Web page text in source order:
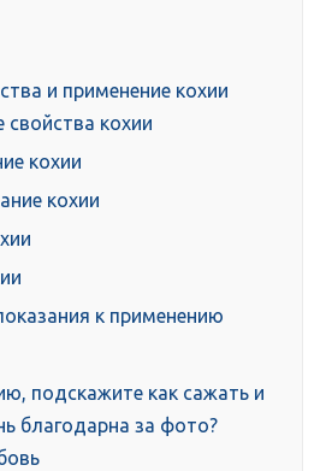
и применение кохии
свойства кохии
кохии
кохии
к применению
подскажите как сажать и
благодарна за фото?